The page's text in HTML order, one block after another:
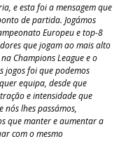
e esta foi a mensagem que
de partida. Jogámos
Europeu e top-8
que jogam ao mais alto
Champions League e o
jogos foi que podemos
equipa, desde que
e intensidade que
nós lhes passámos,
que manter e aumentar a
com o mesmo